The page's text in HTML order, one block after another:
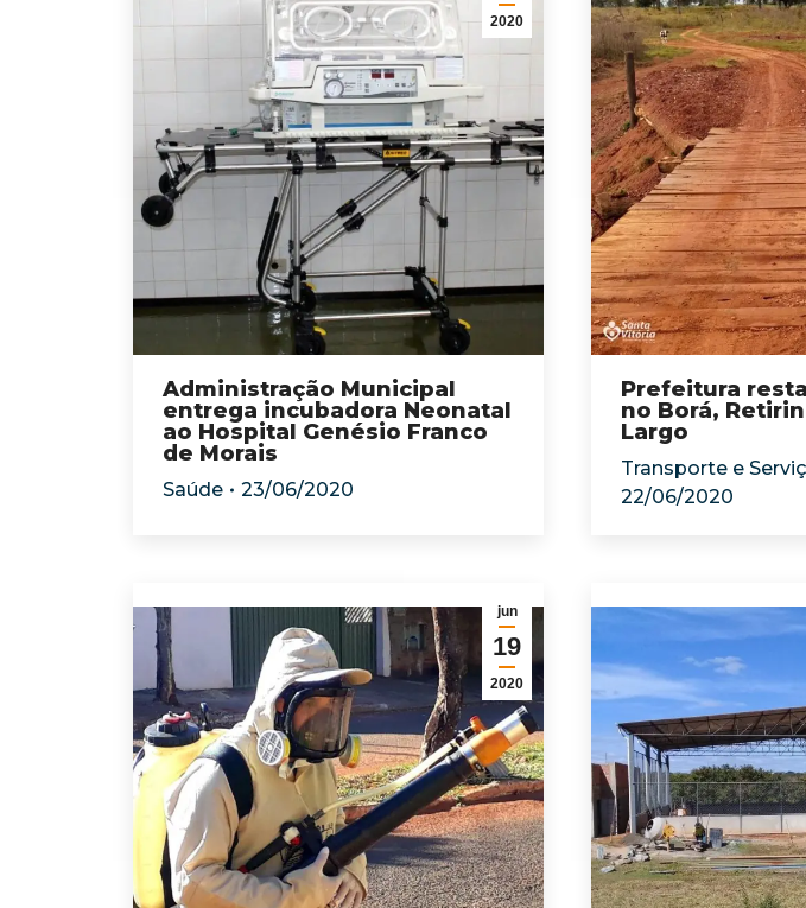
2020
Administração Municipal
entrega incubadora Neonatal
ao Hospital Genésio Franco
de Morais
Saúde 23/06/2020
Prefeitura
no Borá,
Largo
Transporte e
22/06/2020
jun
19
2020